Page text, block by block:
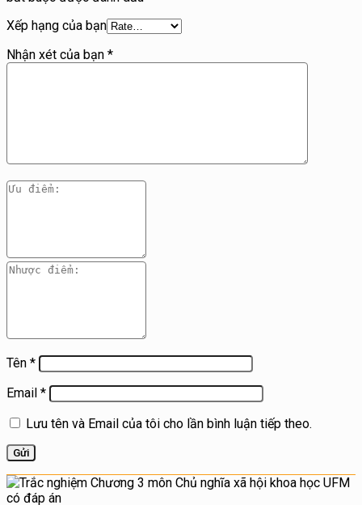
Xếp hạng của bạn
Nhận xét của bạn *
Tên *
Email *
Lưu tên và Email của tôi cho lần bình luận tiếp theo.